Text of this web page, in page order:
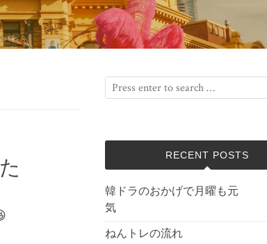
RECENT POSTS
韓ドラのおかげで月曜も元
気
ねんトレの流れ